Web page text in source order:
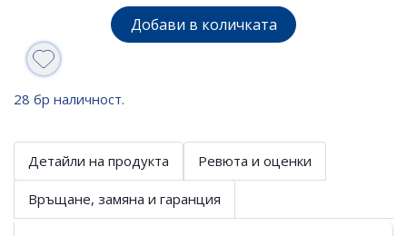
Добави в количката
28 бр наличност.
Детайли на продукта Ревюта и оценки
Връщане, замяна и гаранция